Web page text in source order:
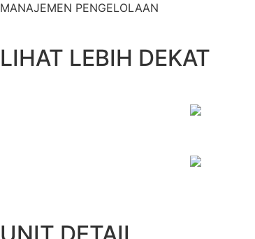
MANAJEMEN PENGELOLAAN
LIHAT LEBIH DEKAT